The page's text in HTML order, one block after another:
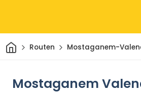
HeimRouten Mostaganem-
Mostaganem